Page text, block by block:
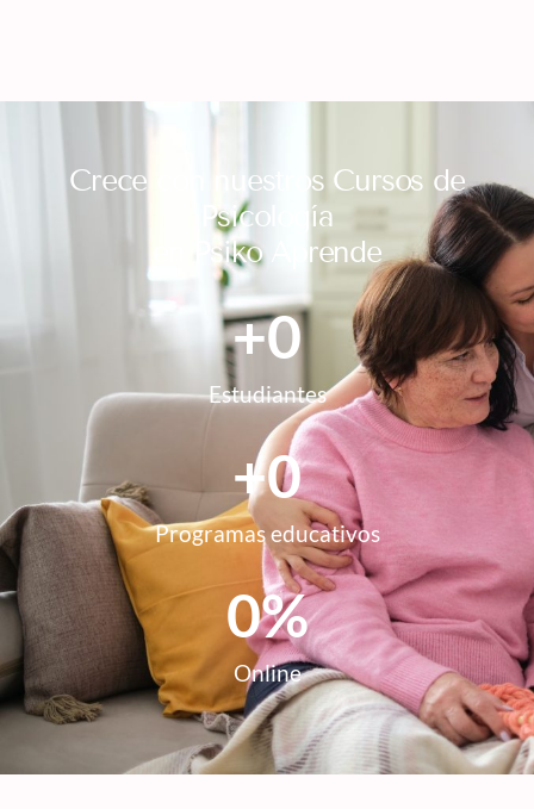
Crece con nuestros Cursos de
Psicología
en Psiko Aprende
Estudiantes
+0
Programas educativos
+0
Online
0%